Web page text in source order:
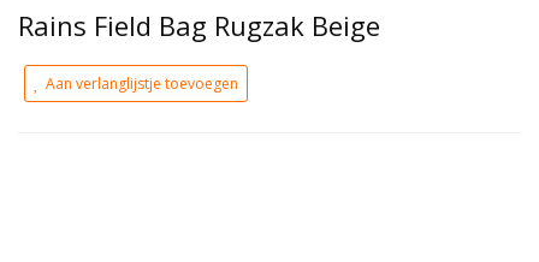
Rains Field Bag Rugzak Beige
Aan verlanglijstje toevoegen